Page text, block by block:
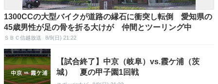
1300CCの大型バイクが道路の縁石に衝突し転倒 愛知県の
45歳男性が足の骨を折る大けが 仲間とツーリング中
ＳＢＣ信越放送 8/9(日) 21:22
【試合終了】中京（岐阜）vs.霞ケ浦（茨
城） 夏の甲子園1回戦